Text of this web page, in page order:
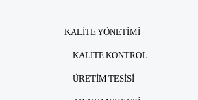
KALITE YÖNETIMI
KALITE KONTROL
ÜRETIM TESISI